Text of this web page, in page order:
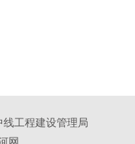
工程建设管理局
网